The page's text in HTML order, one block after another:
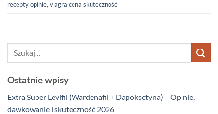
recepty opinie,viagra cena skuteczność
Ostatnie wpisy
Extra Super Levifil (Wardenafil + Dapoksetyna) – Opinie,
dawkowanie i skuteczność 2026